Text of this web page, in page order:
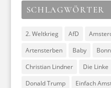
SCHLAGWÖRTER
2. Weltkrieg AfD
Artensterben
Baby
Christian Lindner
Die Linke
Donald Trump
Einfach